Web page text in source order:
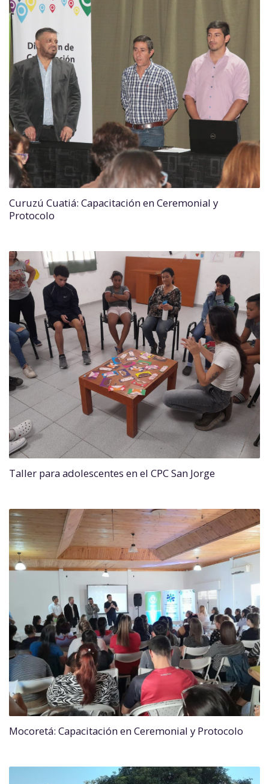
Curuzú Cuatiá: Capacitación en Ceremonial y
Protocolo
Taller para adolescentes en el CPC San Jorge
Mocoretá: Capacitación en Ceremonial y Protocolo